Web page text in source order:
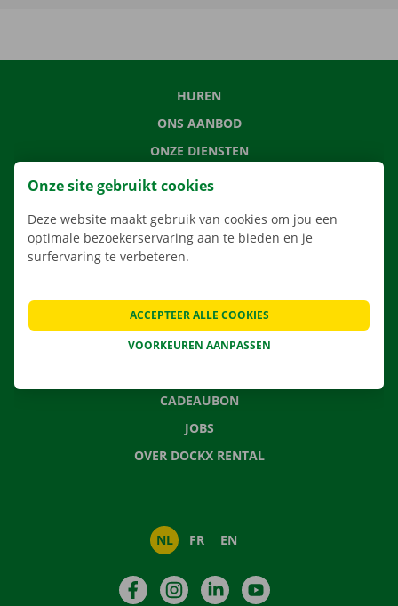
HUREN
ONS AANBOD
ONZE DIENSTEN
LOCATIES
VERHUISOPLOSSINGEN
CONTACTEER ONS
VEELGESTELDE VRAGEN
CADEAUBON
JOBS
OVER DOCKX RENTAL
NL FR EN
FacebookInstagramLinkedIn
Onze site gebruikt cookies
Deze website maakt gebruik van cookies om jou een
optimale bezoekerservaring aan te bieden en je
surfervaring te verbeteren.
VOORKEUREN AANPASSEN
ACCEPTEER ALLE COOKIES